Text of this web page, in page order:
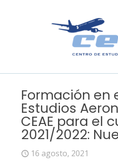
Formación en
Estudios
CEAE para el
2021/2022:
16 agosto, 2021